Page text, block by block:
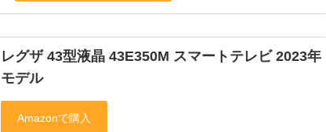
レグザ 43型液晶 43E350M スマートテレビ 2023年
モデル